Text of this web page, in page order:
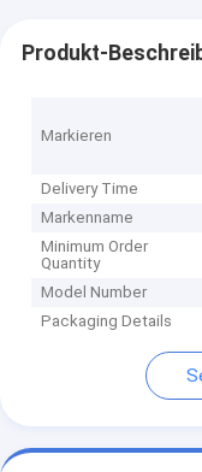
Produkt-
Markieren
Delivery Time
Markenname
Minimum Order
Quantity
Model Number
Packaging Details